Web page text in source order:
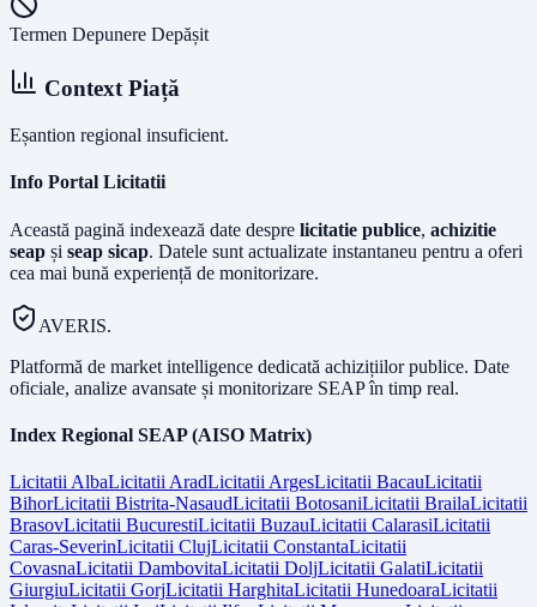
Termen Depunere Depășit
Context Piață
Eșantion regional insuficient.
Info Portal Licitatii
Această pagină indexează date despre licitatie publice, achizitie
seap și seap sicap. Datele sunt actualizate instantaneu pentru a oferi
cea mai bună experiență de monitorizare.
AVERIS.
Platformă de market intelligence dedicată achizițiilor publice. Date
oficiale, analize avansate și monitorizare SEAP în timp real.
Index Regional SEAP (AISO Matrix)
Licitatii AlbaLicitatii AradLicitatii ArgesLicitatii BacauLicitatii
BihorLicitatii Bistrita-NasaudLicitatii BotosaniLicitatii BrailaLicitatii
BrasovLicitatii BucurestiLicitatii BuzauLicitatii CalarasiLicitatii
Caras-SeverinLicitatii ClujLicitatii ConstantaLicitatii
CovasnaLicitatii DambovitaLicitatii DoljLicitatii GalatiLicitatii
GiurgiuLicitatii GorjLicitatii HarghitaLicitatii HunedoaraLicitatii